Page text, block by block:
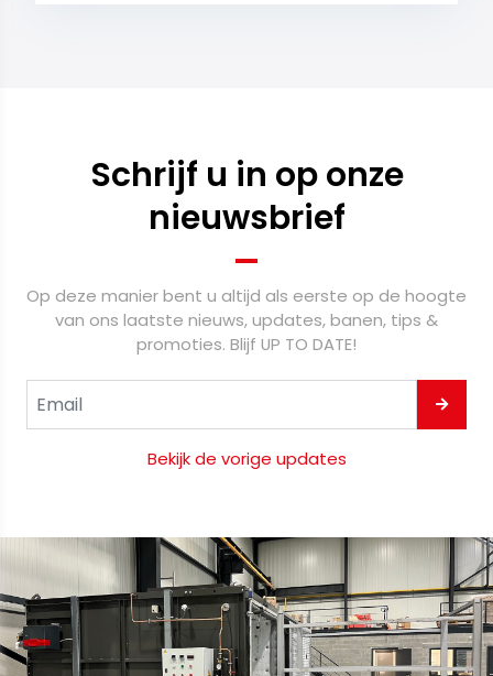
Schrijf u in op onze
nieuwsbrief
Op deze manier bent u altijd als eerste op de hoogte
van ons laatste nieuws, updates, banen, tips &
promoties. Blijf UP TO DATE!
Bekijk de vorige updates